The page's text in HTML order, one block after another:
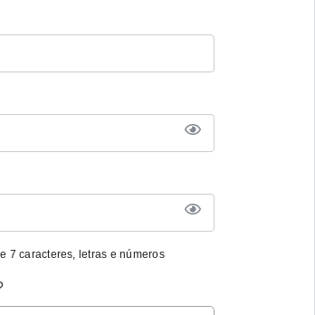
7 caracteres, letras e números